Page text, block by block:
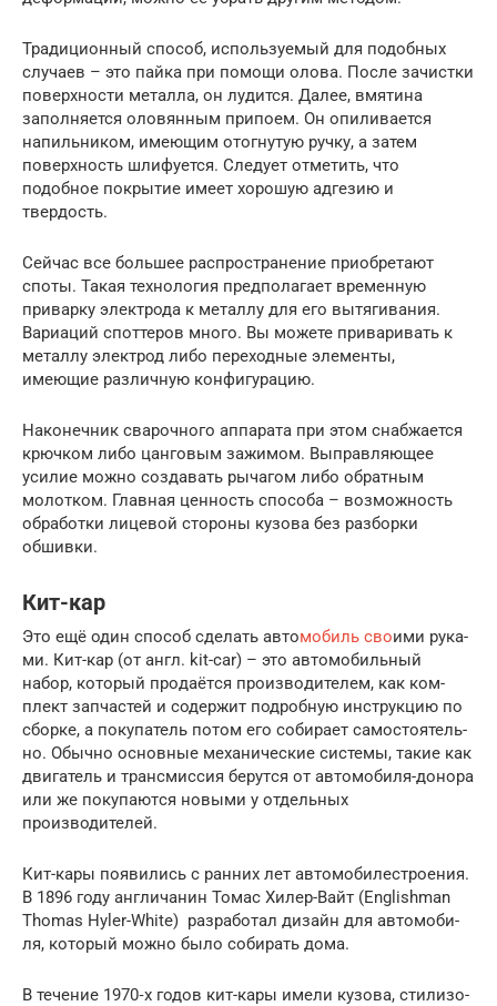
Традиционный способ, используемый для подобных
случаев – это пайка при помощи олова. После зачистки
поверхности металла, он лудится. Далее, вмятина
заполняется оловянным припоем. Он опиливается
напильником, имеющим отогнутую ручку, а затем
поверхность шлифуется. Следует отметить, что
подобное покрытие имеет хорошую адгезию и
твердость.
Сейчас все большее распространение приобретают
споты. Такая технология предполагает временную
приварку электрода к металлу для его вытягивания.
Вариаций споттеров много. Вы можете приваривать к
металлу электрод либо переходные элементы,
имеющие различную конфигурацию.
Наконечник сварочного аппарата при этом снабжается
крючком либо цанговым зажимом. Выправляющее
усилие можно создавать рычагом либо обратным
молотком. Главная ценность способа – возможность
обработки лицевой стороны кузова без разборки
обшивки.
Кит-кар
Это ещё один спо­соб сде­лать авто­мо­биль сво­и­ми рука­
ми. Кит-кар (от англ. kit-car) – это авто­мо­биль­ный
набор, кото­рый про­да­ёт­ся про­из­во­ди­те­лем, как ком­
плект зап­ча­стей и содер­жит подроб­ную инструк­цию по
сбор­ке, а поку­па­тель потом его соби­ра­ет само­сто­я­тель­
но. Обыч­но основ­ные меха­ни­че­ские систе­мы, такие как
дви­га­тель и транс­мис­сия берут­ся от авто­мо­би­ля-доно­ра
или же поку­па­ют­ся новы­ми у отдель­ных
производителей.
Кит-кары появи­лись с ран­них лет авто­мо­би­ле­стро­е­ния.
В 1896 году англи­ча­нин Томас Хилер-Вайт (Englishman
Thomas Hyler-White) раз­ра­бо­тал дизайн для авто­мо­би­
ля, кото­рый мож­но было соби­рать дома.
В тече­ние 1970‑х годов кит-кары име­ли кузо­ва, сти­ли­зо­